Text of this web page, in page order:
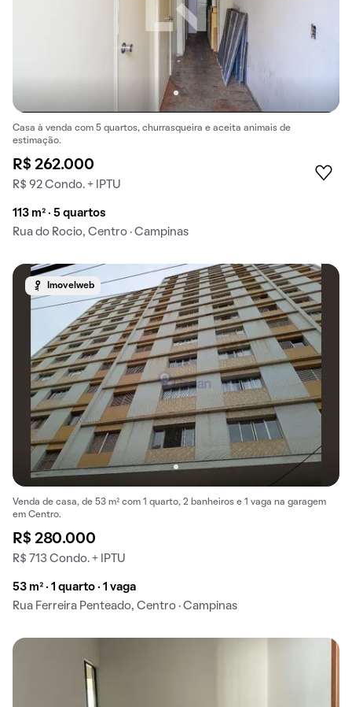
Casa à venda com 5 quartos, churrasqueira e aceita animais de
estimação.
R$ 262.000
R$ 92 Condo. + IPTU
113 m² · 5 quartos
Rua do Rocio, Centro · Campinas
Imovelweb
Venda de casa, de 53 m² com 1 quarto, 2 banheiros e 1 vaga na garagem
em Centro.
R$ 280.000
R$ 713 Condo. + IPTU
53 m² · 1 quarto · 1 vaga
Rua Ferreira Penteado, Centro · Campinas